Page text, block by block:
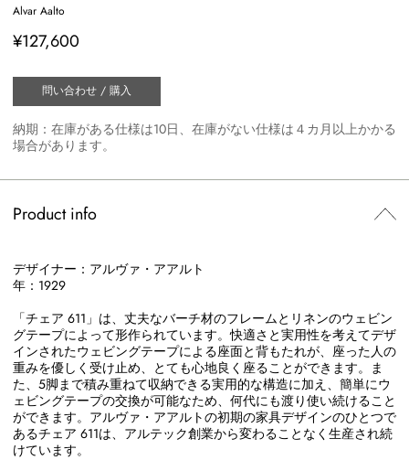
Alvar Aalto
¥127,600
問い合わせ / 購入
納期：在庫がある仕様は10日、在庫がない仕様は４カ月以上かかる
場合があります。
Product info
デザイナー：アルヴァ・アアルト
年：1929
「チェア 611」は、丈夫なバーチ材のフレームとリネンのウェビン
グテープによって形作られています。快適さと実用性を考えてデザ
インされたウェビングテープによる座面と背もたれが、座った人の
重みを優しく受け止め、とても心地良く座ることができます。ま
た、5脚まで積み重ねて収納できる実用的な構造に加え、簡単にウ
ェビングテープの交換が可能なため、何代にも渡り使い続けること
ができます。アルヴァ・アアルトの初期の家具デザインのひとつで
あるチェア 611は、アルテック創業から変わることなく生産され続
けています。